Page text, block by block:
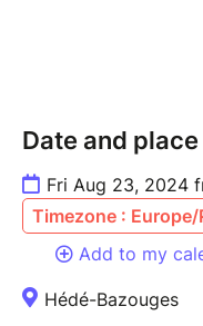
Date and place
Fri Aug 23, 2024
Timezone : Europe/
Add to my
Hédé-Bazouges